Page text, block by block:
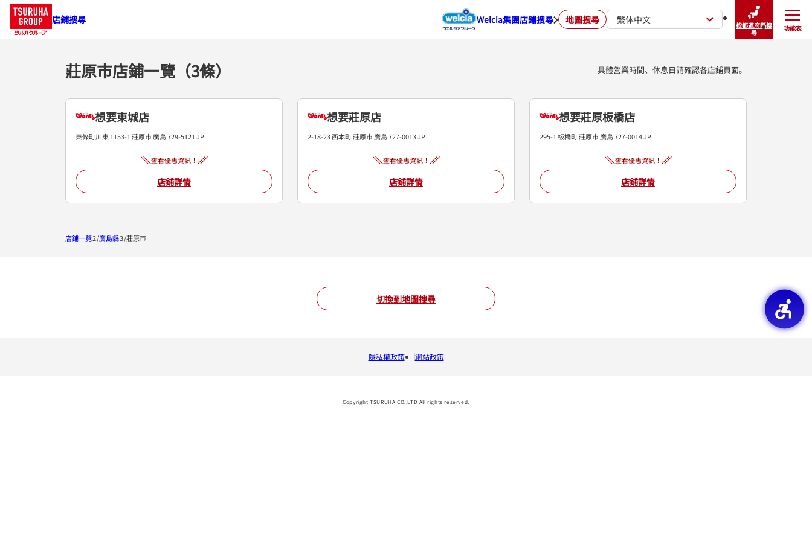
店鋪搜尋 Welcia集團店鋪搜尋 地圖搜尋 繁体中文
按都道府縣搜
尋
功能表
關閉
莊原市店鋪一覽（3條） 具體營業時間、休息日請確認各店鋪頁面。
想要東城店
東條町川東 1153-1 莊原市廣島729-5121 JP
查看優惠資訊！
店鋪詳情
想要莊原店
2-18-23 西本町莊原市廣島727-0013JP
查看優惠資訊！
店鋪詳情
想要莊原板橋店
295-1 板橋町莊原市廣島727-0014JP
查看優惠資訊！
店鋪詳情
切換到地圖搜尋
店鋪一覽 廣島縣 莊原市
隱私權政策 網站政策
Copyright TSURUHA CO.,LTD All rights reserved.